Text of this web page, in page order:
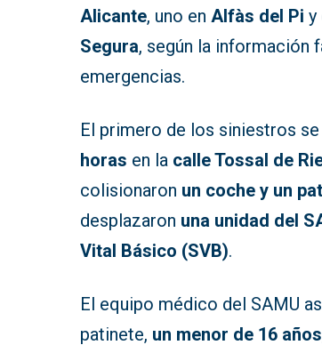
Alicante, uno enAlfàs del Pi y
Segura, según la información
emergencias.
El primero de los siniestros
horas en la calle Tossal de
colisionaron un coche y un
desplazaron una unidad del
Vital Básico (SVB).
El equipo médico del SAMU
patinete, un menor de 16 años